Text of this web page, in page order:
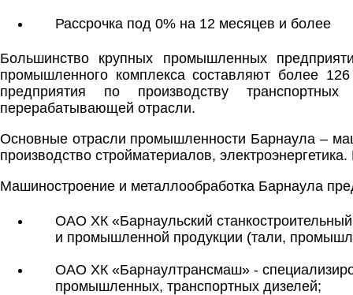
Рассрочка под 0% на 12 месяцев и более
Большинство крупных промышленных
промышленного комплекса составляют более
предприятия по производству
перерабатывающей отрасли.
Основные отрасли промышленности Барнаула –
производство стройматериалов,
Машиностроение и металлообработка Барнаула
ОАО ХК «Барнаульский
и промышленной продукции (тали,
ОАО ХК «Барнаултрансмаш» -
промышленных, транспортных дизелей;